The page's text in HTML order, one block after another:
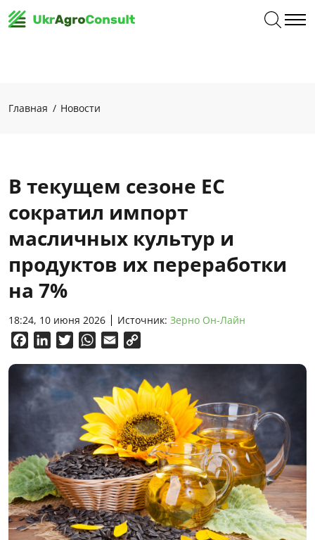
Главная Новости
В текущем сезоне ЕС
сократил импорт
масличных культур и
продуктов их переработки
на 7%
18:24, 10 июня 2026 Источник: Зерно Он-Лайн
FacebookLinkedInTwitterWhatsApp
Email